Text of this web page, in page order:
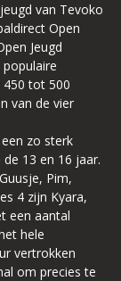
van Tevoko
Open
Jeugd
450 tot 500
van de vier
zo sterk
13 en 16 jaar.
Pim,
4 zijn Kyara,
een aantal
hele
vertrokken
om precies te